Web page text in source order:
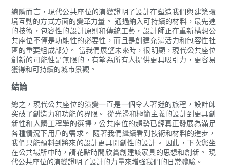
總體而言，現代公共座位的演變證明了設計在塑造我們與建築環
境互動的方式方面的變革力量。 通過納入可持續的材料，最先進
的技術，包容性的設計原則和傳統工藝，設計師正在重新構想公
共座位不僅是功能性的必要性，而且是創建充滿活力和包容性社
區的重要組成部分。 當我們展望未來時，很明顯，現代公共座位
創新的可能性是無限的，有望為所有人提供更具吸引力，更容易
獲得和可持續的城市景觀。
結論
總之，現代公共座位的演變一直是一個令人著迷的旅程，設計師
突破了創造力和功能的界限。 從光滑和極簡主義的設計到更具創
新性和人體工程學的選擇，公共座位的趨勢已經真正發展為滿足
各種情況下用戶的需求。 隨著我們繼續看到技術和材料的進步，
我們只能預料到將來的設計更具開創性的設計。 因此，下次您坐
在公共場所中時，請花點時間欣賞創建該家具的思想和創新。 現
代公共座位的演變證明了設計的力量來增強我們的日常體驗。